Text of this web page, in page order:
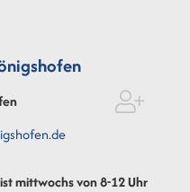
mittwochs von 8-12 Uhr